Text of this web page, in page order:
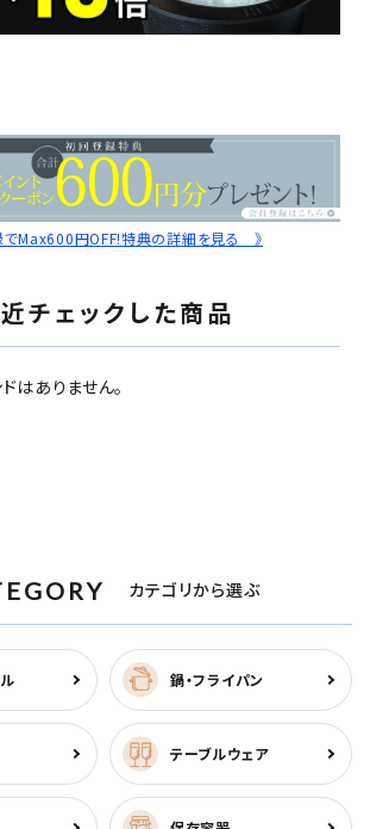
Max600円OFF!特典の詳細を見る 》
チェックした商品
はありません。
カテゴリから選ぶ
鍋・フライパン
テーブルウェア